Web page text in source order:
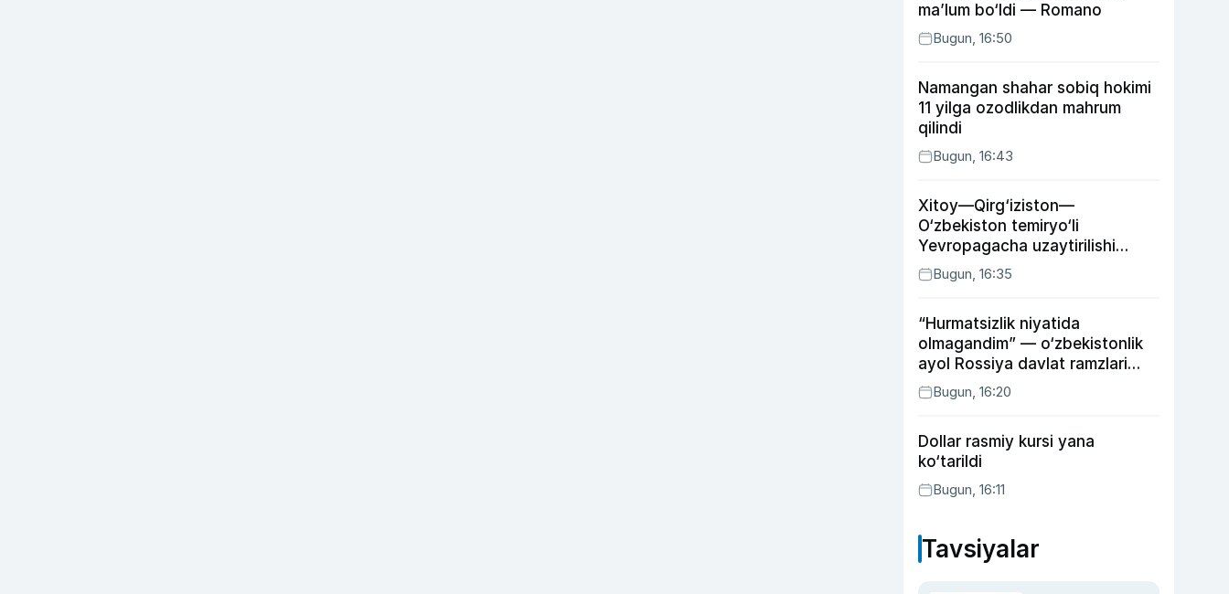
ma’lum bo‘ldi — Romano
Bugun, 16:50
Namangan shahar sobiq hokimi
11 yilga ozodlikdan mahrum
qilindi
Bugun, 16:43
Xitoy—Qirg‘iziston—
O‘zbekiston temiryo‘li
Yevropagacha uzaytirilishi
mumkin
Bugun, 16:35
“Hurmatsizlik niyatida
olmagandim” — o‘zbekistonlik
ayol Rossiya davlat ramzlari
tushirilgan poyandoz haqida
Bugun, 16:20
Dollar rasmiy kursi yana
ko‘tarildi
Bugun, 16:11
Tavsiyalar